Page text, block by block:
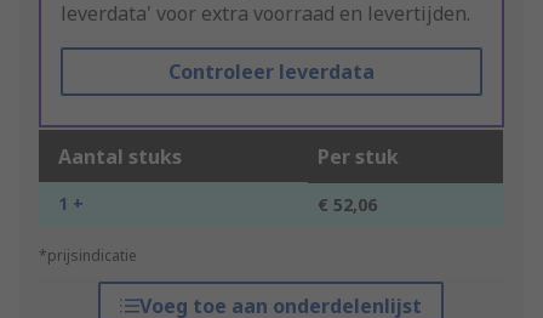
leverdata' voor extra voorraad en levertijden.
Controleer leverdata
Aantal stuks Per stuk
1 + € 52,06
*prijsindicatie
Voeg toe aan onderdelenlijst